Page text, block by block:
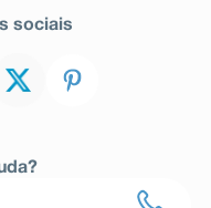
sociais